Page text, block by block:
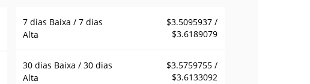
7 dias Baixa / 7 dias
Alta
$3.5095937 /
$3.6189079
30 dias Baixa / 30 dias
Alta
$3.5759755 /
$3.6133092